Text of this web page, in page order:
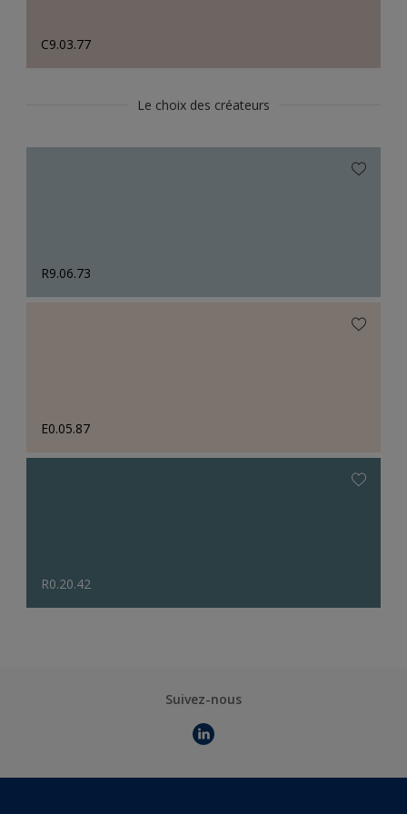
C9.03.77
Le choix des créateurs
R9.06.73
E0.05.87
R0.20.42
Suivez-nous